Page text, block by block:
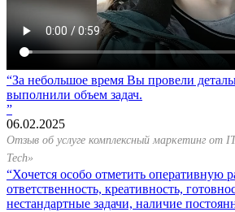
За небольшое время Вы провели
выполнили объем задач.
06.02.2025
Отзыв об услуге комплексный маркетинг от
Tech»
Хочется особо отметить оперативную
ответственность, креативность,
нестандартные задачи, наличие